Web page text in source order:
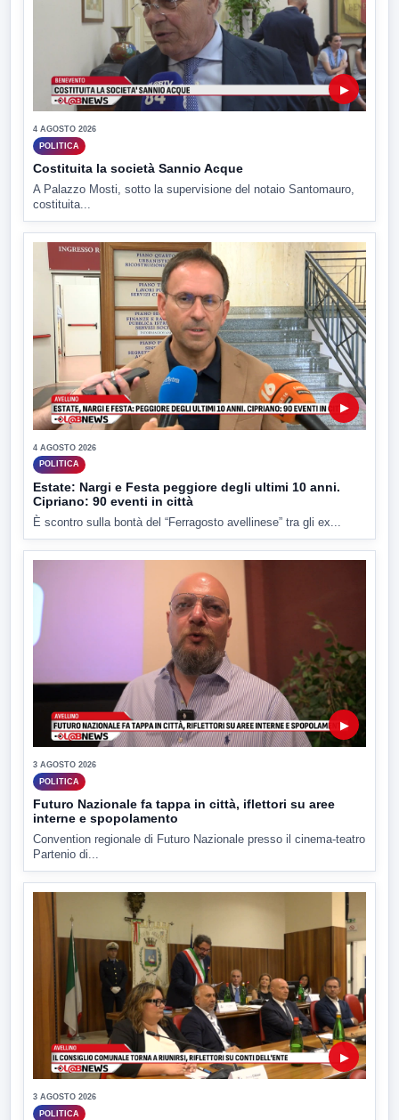
▶
4 AGOSTO 2026
POLITICA
Costituita la società Sannio Acque
A Palazzo Mosti, sotto la supervisione del notaio Santomauro,
costituita...
▶
4 AGOSTO 2026
POLITICA
Estate: Nargi e Festa peggiore degli ultimi 10 anni.
Cipriano: 90 eventi in città
È scontro sulla bontà del “Ferragosto avellinese” tra gli ex...
▶
3 AGOSTO 2026
POLITICA
Futuro Nazionale fa tappa in città, iflettori su aree
interne e spopolamento
Convention regionale di Futuro Nazionale presso il cinema-teatro
Partenio di...
▶
3 AGOSTO 2026
POLITICA